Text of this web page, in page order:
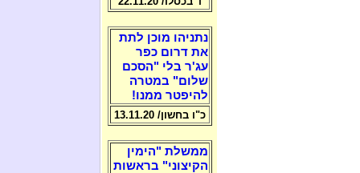
נתניהו מוכן לתת
את דרום כפר
עג'ר בלי "הסכם
שלום" במטרה
להיפטר ממנו!
כ"ו בחשון/ 13.11.20
ממשלת "הימין
הקיצוני" בראשות